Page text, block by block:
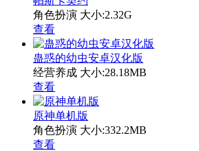
角色扮演 大小:2.32G
查看
蛊惑的幼虫安卓汉化版
经营养成 大小:28.18MB
查看
原神单机版
角色扮演 大小:332.2MB
查看